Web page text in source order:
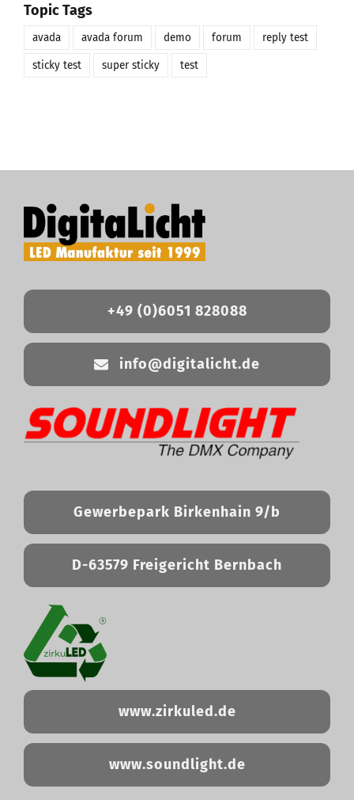
Topic Tags
avada avada forum demo forum reply test
sticky test super sticky test
+49 (0)6051 828088
info@digitalicht.de
Gewerbepark Birkenhain 9/b
D-63579 Freigericht Bernbach
www.zirkuled.de
www.soundlight.de